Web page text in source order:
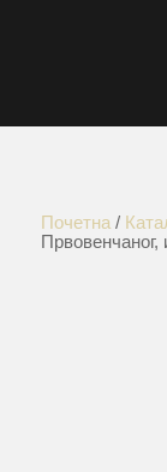
Почетна /
Првовенчаног,